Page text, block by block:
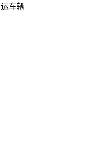
车辆